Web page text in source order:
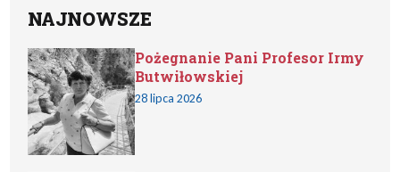
NAJNOWSZE
Pożegnanie Pani Profesor Irmy
Butwiłowskiej
28 lipca 2026